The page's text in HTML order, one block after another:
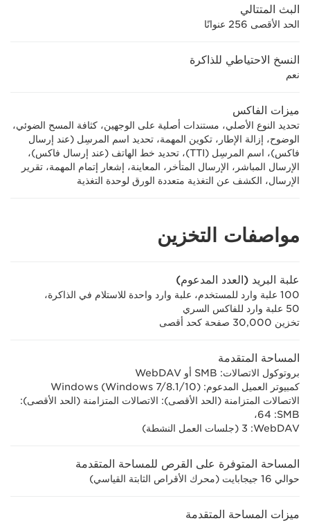
البث المتتالي
الحد الأقصى 256 عنوانًا
النسخ الاحتياطي للذاكرة
نعم
ميزات الفاكس
تحديد النوع الأصلي، مستندات أصلية على الوجهين، كثافة المسح الضوئي،
الوضوح، إزالة الإطار، تكوين المهمة، تحديد اسم المرسِل (عند إرسال
فاكس)، اسم المرسِل (TTI)، تحديد خط الهاتف (عند إرسال فاكس)،
الإرسال المباشر، الإرسال المتأخر، المعاينة، إشعار إتمام المهمة، تقرير
الإرسال، الكشف عن التغذية متعددة الورق لوحدة التغذية
مواصفات التخزين
علبة البريد (العدد المدعوم)
100 علبة وارد للمستخدم، علبة وارد واحدة للاستلام في الذاكرة،
50 علبة وارد للفاكس السري
تخزين 30,000 صفحة كحد أقصى
المساحة المتقدمة
بروتوكول الاتصالات: SMB أو WebDAV
كمبيوتر العميل المدعوم: Windows (Windows 7/8.1/10)
الاتصالات المتزامنة (الحد الأقصى): الاتصالات المتزامنة (الحد الأقصى):
SMB‏: 64،
WebDAV: ‏3 (جلسات العمل النشطة)
المساحة المتوفرة على القرص للمساحة المتقدمة
حوالي 16 جيجابايت (محرك الأقراص الثابتة القياسي)
ميزات المساحة المتقدمة